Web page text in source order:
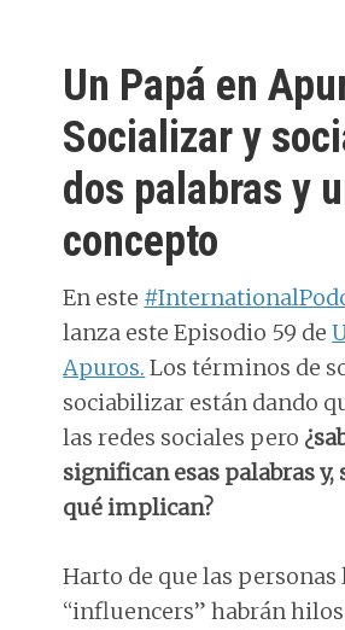
Un Papá en
Socializar y
dos palabras y
concepto
En este
lanza este Episodio 59 de
Apuros. Los términos de
sociabilizar están dando
las redes sociales pero
significan esas palabras y,
qué implican?
Harto de que las personas
“influencers” habrán hilos